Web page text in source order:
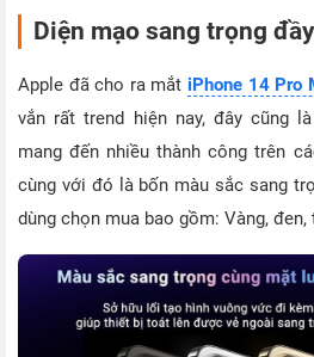
Diện mạo sang trọng
Apple đã cho ra mắt iPhone 14 Pro
vắn rất trend hiện nay, đây cũng
mang đến nhiều thành công trên
cùng với đó là bốn màu sắc sang
dùng chọn mua bao gồm: Vàng, đen,